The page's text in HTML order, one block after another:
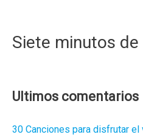
Siete minutos de
Ultimos comentarios
30 Canciones para disfrutar